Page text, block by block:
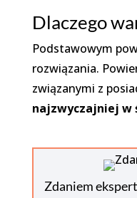
Dlaczego
Podstawowym
rozwiązania.
związanymi z
najzwyczajniej w
Zdaniem